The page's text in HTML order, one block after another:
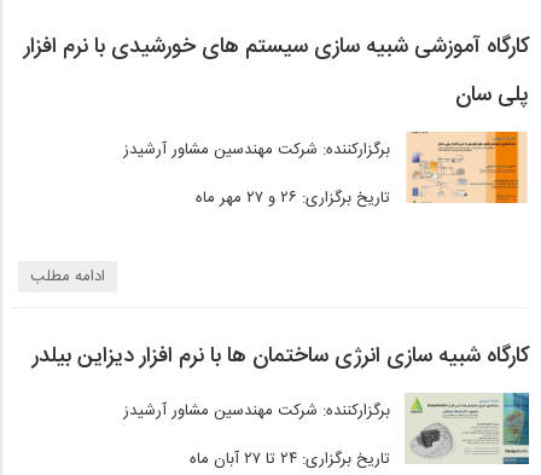
کارگاه آموزشی شبیه سازی سیستم های خورشیدی با نرم افزار
پلی سان
برگزارکننده: شرکت مهندسین مشاور آرشیدز
تاریخ برگزاری: ۲۶ و ۲۷ مهر ماه
ادامه مطلب
کارگاه شبیه سازی انرژی ساختمان ها با نرم افزار دیزاین بیلدر
برگزارکننده: شرکت مهندسین مشاور آرشیدز
تاریخ برگزاری: ۲۴ تا ۲۷ آبان ماه